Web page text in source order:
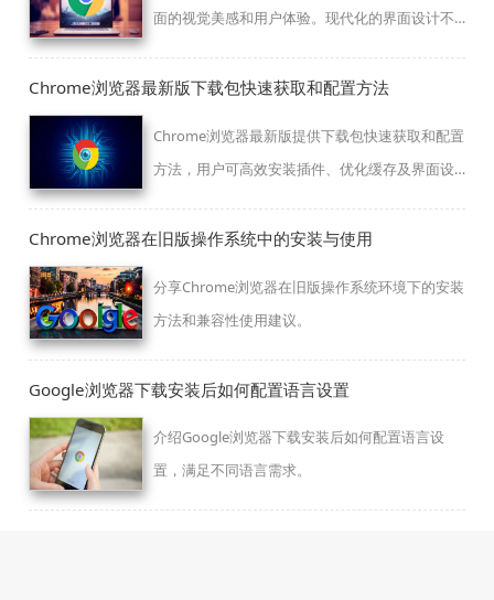
面的视觉美感和用户体验。现代化的界面设计不
Chrome浏览器最新版下载包快速获取和配置方法
Chrome浏览器最新版提供下载包快速获取和配置
方法，用户可高效安装插件、优化缓存及界面设
Chrome浏览器在旧版操作系统中的安装与使用
分享Chrome浏览器在旧版操作系统环境下的安装
方法和兼容性使用建议。
Google浏览器下载安装后如何配置语言设置
介绍Google浏览器下载安装后如何配置语言设
置，满足不同语言需求。